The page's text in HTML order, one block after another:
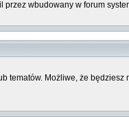
wbudowany w forum
tematów. Możliwe, że